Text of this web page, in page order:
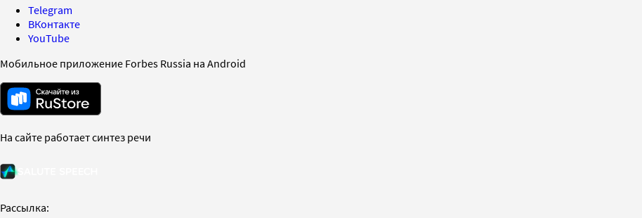
Telegram
ВКонтакте
YouTube
Мобильное приложение Forbes Russia на Android
На сайте работает синтез речи
Рассылка: